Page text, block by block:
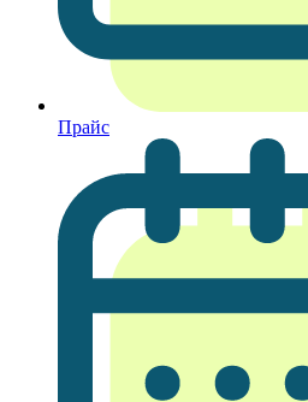
Прайс